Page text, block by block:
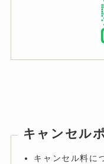
キャンセル
キャンセル料に